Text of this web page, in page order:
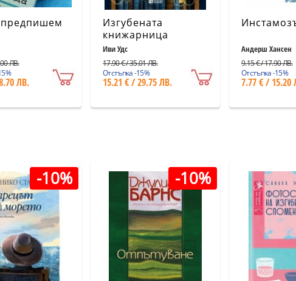
ЛВ.
ЛВ.
Изгубената
книжарница
Иви Удс
17.90 € / 35.01 ЛВ.
Отстъпка -15%
15.21 € / 29.75 ЛВ.
Андерш Хансен
9.15 € / 17.90 ЛВ.
Отстъпка -15%
7.77 € / 15.20
-10% -10%